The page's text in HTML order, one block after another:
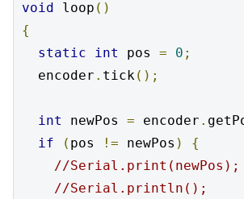
void loop ()
{
static
int pos = 0 ;
  encoder
. tick();
int newPos = encoder .
if
( pos != newPos )
{
//Serial.print(newPos);
//Serial.println();